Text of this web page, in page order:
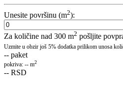
Unesite površinu (m2):
Za količine nad 300 m2 pošljite
Uzmite u obzir još 5% dodatka prilikom unosa
-- paket
pokriva: -- m2
-- RSD